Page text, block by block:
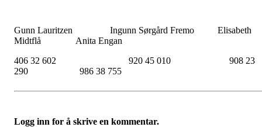
Gunn Lauritzen Ingunn Sørgård Fremo Elisabeth
Midtflå Anita Engan
406 32 602 920 45 010 908 23
290 986 38 755
Logg inn for å skrive en kommentar.